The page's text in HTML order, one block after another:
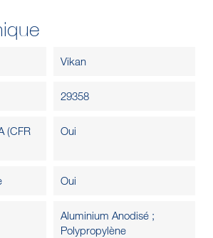
Vikan
29358
(CFR
Oui
Oui
Aluminium Anodisé ;
Polypropylène